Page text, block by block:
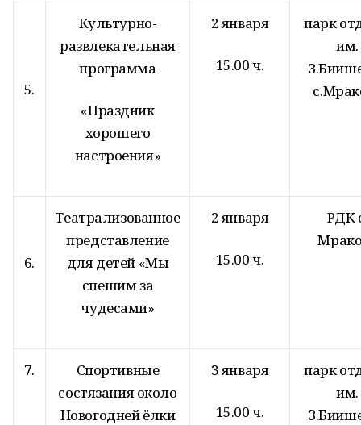
5.
Культурно-
развлекательная
программа
«Праздник
хорошего
настроения»
2 января
15.00 ч.
парк
им.
6.
Театрализованное
представление
для детей «Мы
спешим за
чудесами»
2 января
15.00 ч.
РДК
7.
Спортивные
состязания около
Новогодней ёлки
3 января
15.00 ч.
парк
им.